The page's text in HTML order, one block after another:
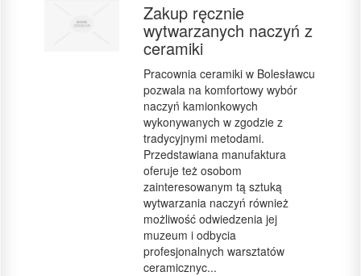
Zakup ręcznie
wytwarzanych naczyń z
ceramiki
Pracownia ceramiki w Bolesławcu
pozwala na komfortowy wybór
naczyń kamionkowych
wykonywanych w zgodzie z
tradycyjnymi metodami.
Przedstawiana manufaktura
oferuje też osobom
zainteresowanym tą sztuką
wytwarzania naczyń również
możliwość odwiedzenia jej
muzeum i odbycia
profesjonalnych warsztatów
ceramicznyc...